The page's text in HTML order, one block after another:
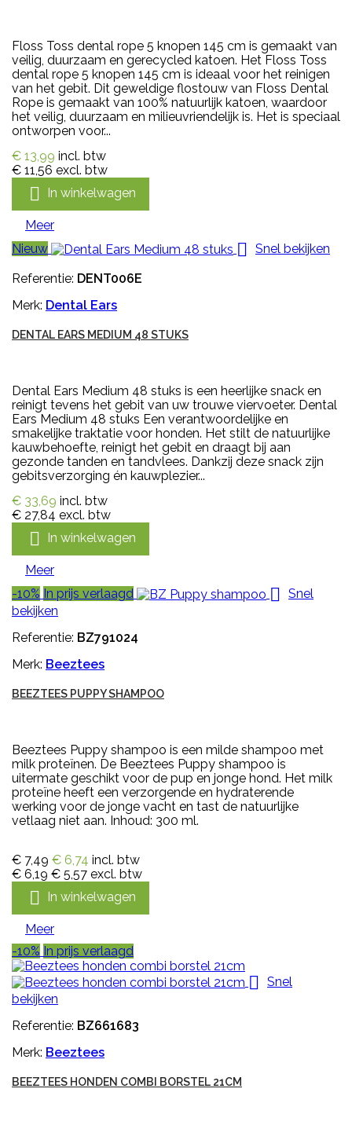
Floss Toss dental rope 5 knopen 145 cm is gemaakt van
veilig, duurzaam en gerecycled katoen. Het Floss Toss
dental rope 5 knopen 145 cm is ideaal voor het reinigen
van het gebit. Dit geweldige flostouw van Floss Dental
Rope is gemaakt van 100% natuurlijk katoen, waardoor
het veilig, duurzaam en milieuvriendelijk is. Het is speciaal
ontworpen voor...
€ 13,99 incl. btw
€ 11,56 excl. btw
 In winkelwagen
Meer
Nieuw
 Snel bekijken
Referentie: DENT006E
Merk: Dental Ears
DENTAL EARS MEDIUM 48 STUKS
Dental Ears Medium 48 stuks is een heerlijke snack en
reinigt tevens het gebit van uw trouwe viervoeter. Dental
Ears Medium 48 stuks Een verantwoordelijke en
smakelijke traktatie voor honden. Het stilt de natuurlijke
kauwbehoefte, reinigt het gebit en draagt bij aan
gezonde tanden en tandvlees. Dankzij deze snack zijn
gebitsverzorging én kauwplezier...
€ 33,69 incl. btw
€ 27,84 excl. btw
 In winkelwagen
Meer
-10% In prijs verlaagd  Snel
bekijken
Referentie: BZ791024
Merk: Beeztees
BEEZTEES PUPPY SHAMPOO
Beeztees Puppy shampoo is een milde shampoo met
milk proteïnen. De Beeztees Puppy shampoo is
uitermate geschikt voor de pup en jonge hond. Het milk
proteïne heeft een verzorgende en hydraterende
werking voor de jonge vacht en tast de natuurlijke
vetlaag niet aan. Inhoud: 300 ml.
€ 7,49 € 6,74 incl. btw
€ 6,19 € 5,57 excl. btw
 In winkelwagen
Meer
-10% In prijs verlaagd
 Snel
bekijken
Referentie: BZ661683
Merk: Beeztees
BEEZTEES HONDEN COMBI BORSTEL 21CM